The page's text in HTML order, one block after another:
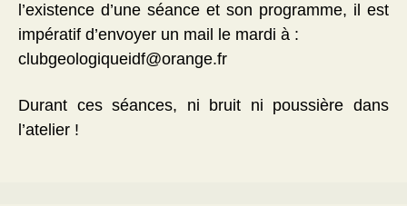
l’existence d’une séance et son programme, il est
impératif d’envoyer un mail le mardi à :
clubgeologiqueidf@orange.fr
Durant ces séances, ni bruit ni poussière dans
l’atelier !